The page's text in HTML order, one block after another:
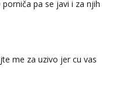
pa se javi i za njih
me za uzivo jer cu vas